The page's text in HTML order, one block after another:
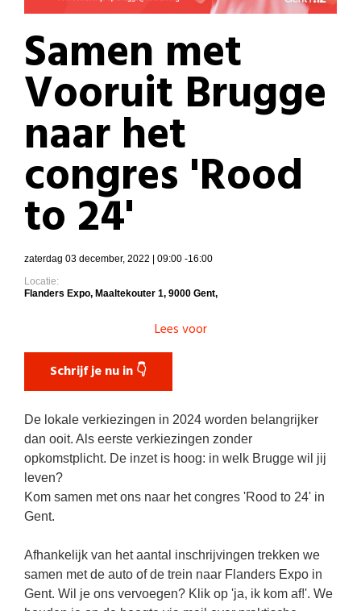
Samen met
Vooruit Brugge
naar het
congres 'Rood
to 24'
zaterdag 03 december, 2022 | 09:00 -16:00
Locatie:
Flanders Expo, Maaltekouter 1, 9000 Gent,
Lees voor
Schrijf je nu in 👇
De lokale verkiezingen in 2024 worden belangrijker
dan ooit. Als eerste verkiezingen zonder
opkomstplicht. De inzet is hoog: in welk Brugge wil jij
leven?
Kom samen met ons naar het congres 'Rood to 24' in
Gent.
Afhankelijk van het aantal inschrijvingen trekken we
samen met de auto of de trein naar Flanders Expo in
Gent. Wil je ons vervoegen? Klik op 'ja, ik kom af!'.We